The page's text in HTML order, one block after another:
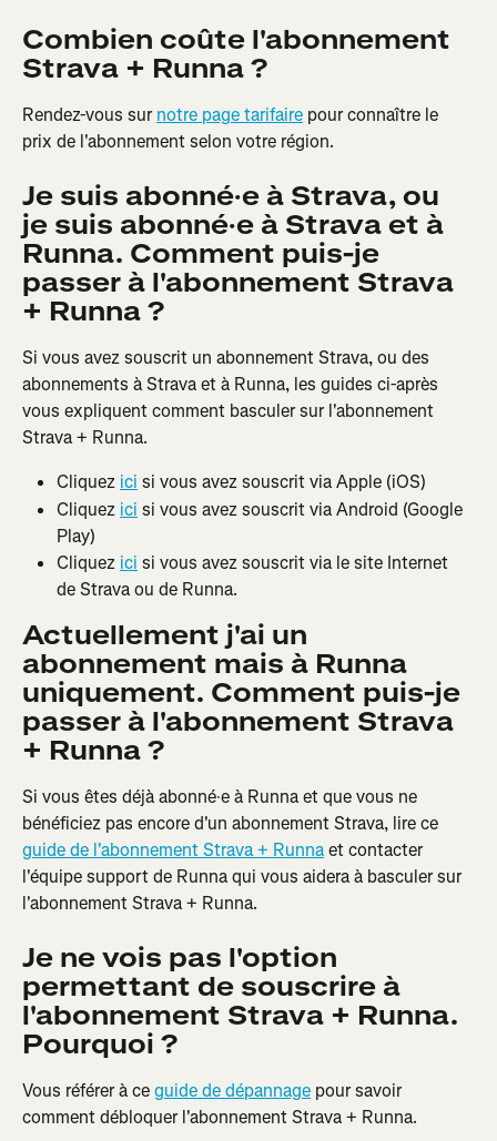
Combien coûte l'abonnement
Strava + Runna ?
Rendez-vous sur notre page tarifaire pour connaître le
prix de l'abonnement selon votre région.
Je suis abonné·e à Strava, ou
je suis abonné·e à Strava et à
Runna. Comment puis-je
passer à l'abonnement Strava
+ Runna ?
Si vous avez souscrit un abonnement Strava, ou des
abonnements à Strava et à Runna, les guides ci-après
vous expliquent comment basculer sur l'abonnement
Strava + Runna.
Cliquez ici si vous avez souscrit via Apple (iOS)
Cliquez ici si vous avez souscrit via Android (Google
Play)
Cliquez ici si vous avez souscrit via le site Internet
de Strava ou de Runna.
Actuellement j'ai un
abonnement mais à Runna
uniquement. Comment puis-je
passer à l'abonnement Strava
+ Runna ?
Si vous êtes déjà abonné·e à Runna et que vous ne
bénéficiez pas encore d'un abonnement Strava, lire ce
guide de l'abonnement Strava + Runna et contacter
l'équipe support de Runna qui vous aidera à basculer sur
l'abonnement Strava + Runna.
Je ne vois pas l'option
permettant de souscrire à
l'abonnement Strava + Runna.
Pourquoi ?
Vous référer à ce guide de dépannage pour savoir
comment débloquer l'abonnement Strava + Runna.